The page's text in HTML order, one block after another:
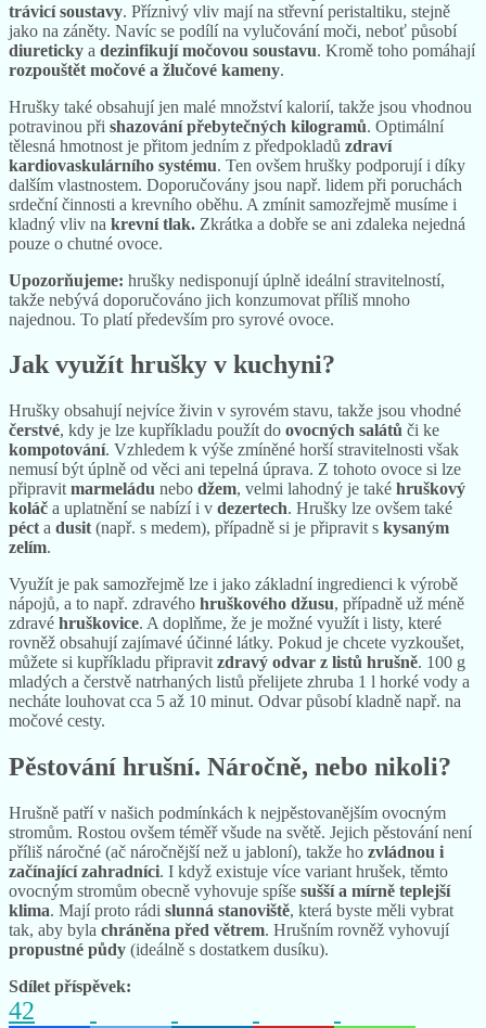
trávicí soustavy. Příznivý vliv mají na střevní peristaltiku, stejně
jako na záněty. Navíc se podílí na vylučování moči, neboť působí
diureticky a dezinfikují močovou soustavu. Kromě toho pomáhají
rozpouštět močové a žlučové kameny.
Hrušky také obsahují jen malé množství kalorií, takže jsou vhodnou
potravinou při shazování přebytečných kilogramů. Optimální
tělesná hmotnost je přitom jedním z předpokladů zdraví
kardiovaskulárního systému. Ten ovšem hrušky podporují i díky
dalším vlastnostem. Doporučovány jsou např. lidem při poruchách
srdeční činnosti a krevního oběhu. A zmínit samozřejmě musíme i
kladný vliv na krevní tlak. Zkrátka a dobře se ani zdaleka nejedná
pouze o chutné ovoce.
Upozorňujeme: hrušky nedisponují úplně ideální stravitelností,
takže nebývá doporučováno jich konzumovat příliš mnoho
najednou. To platí především pro syrové ovoce.
Jak využít hrušky v kuchyni?
Hrušky obsahují nejvíce živin v syrovém stavu, takže jsou vhodné
čerstvé, kdy je lze kupříkladu použít do ovocných salátů či ke
kompotování. Vzhledem k výše zmíněné horší stravitelnosti však
nemusí být úplně od věci ani tepelná úprava. Z tohoto ovoce si lze
připravit marmeládu nebo džem, velmi lahodný je také hruškový
koláč a uplatnění se nabízí i v dezertech. Hrušky lze ovšem také
péct a dusit (např. s medem), případně si je připravit s kysaným
zelím.
Využít je pak samozřejmě lze i jako základní ingredienci k výrobě
nápojů, a to např. zdravého hruškového džusu, případně už méně
zdravé hruškovice. A doplňme, že je možné využít i listy, které
rovněž obsahují zajímavé účinné látky. Pokud je chcete vyzkoušet,
můžete si kupříkladu připravit zdravý odvar z listů hrušně. 100 g
mladých a čerstvě natrhaných listů přelijete zhruba 1 l horké vody a
necháte louhovat cca 5 až 10 minut. Odvar působí kladně např. na
močové cesty.
Pěstování hrušní. Náročně, nebo nikoli?
Hrušně patří v našich podmínkách k nejpěstovanějším ovocným
stromům. Rostou ovšem téměř všude na světě. Jejich pěstování není
příliš náročné (ač náročnější než u jabloní), takže ho zvládnou i
začínající zahradníci. I když existuje více variant hrušek, těmto
ovocným stromům obecně vyhovuje spíše sušší a mírně teplejší
klima. Mají proto rádi slunná stanoviště, která byste měli vybrat
tak, aby byla chráněna před větrem. Hrušním rovněž vyhovují
propustné půdy (ideálně s dostatkem dusíku).
Sdílet příspěvek:
42